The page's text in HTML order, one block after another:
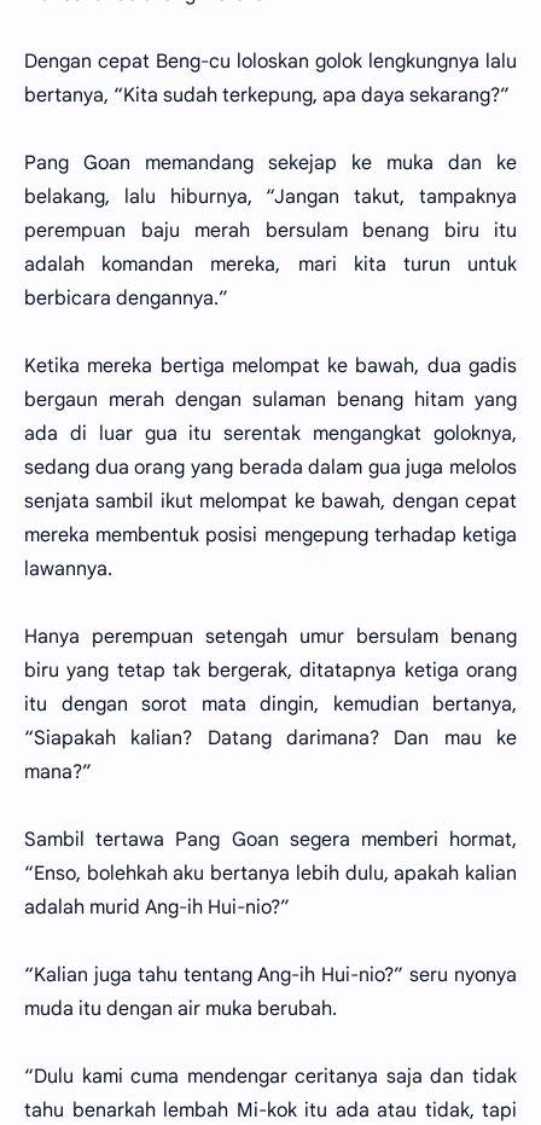
Dengan cepat Beng-cu loloskan golok lengkungnya lalu
bertanya, “Kita sudah terkepung, apa daya sekarang?”
Pang Goan memandang sekejap ke muka dan ke
belakang, lalu hiburnya, “Jangan takut, tampaknya
perempuan baju merah bersulam benang biru itu
adalah komandan mereka, mari kita turun untuk
berbicara dengannya.”
Ketika mereka bertiga melompat ke bawah, dua gadis
bergaun merah dengan sulaman benang hitam yang
ada di luar gua itu serentak mengangkat goloknya,
sedang dua orang yang berada dalam gua juga melolos
senjata sambil ikut melompat ke bawah, dengan cepat
mereka membentuk posisi mengepung terhadap ketiga
lawannya.
Hanya perempuan setengah umur bersulam benang
biru yang tetap tak bergerak, ditatapnya ketiga orang
itu dengan sorot mata dingin, kemudian bertanya,
“Siapakah kalian? Datang darimana? Dan mau ke
mana?”
Sambil tertawa Pang Goan segera memberi hormat,
“Enso, bolehkah aku bertanya lebih dulu, apakah kalian
adalah murid Ang-ih Hui-nio?”
“Kalian juga tahu tentang Ang-ih Hui-nio?” seru nyonya
muda itu dengan air muka berubah.
“Dulu kami cuma mendengar ceritanya saja dan tidak
tahu benarkah lembah Mi-kok itu ada atau tidak, tapi